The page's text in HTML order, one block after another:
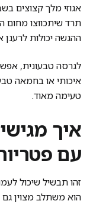
אגוזי מלך קצוצים
תרד שיתכווצו מחום
ההגשה יכולות
לגרסה טבעונית,
איכותי או בחמאה
טעימה מאוד.
איך
עם
זהו תבשיל שיכול
הוא משתלב מצוין גם